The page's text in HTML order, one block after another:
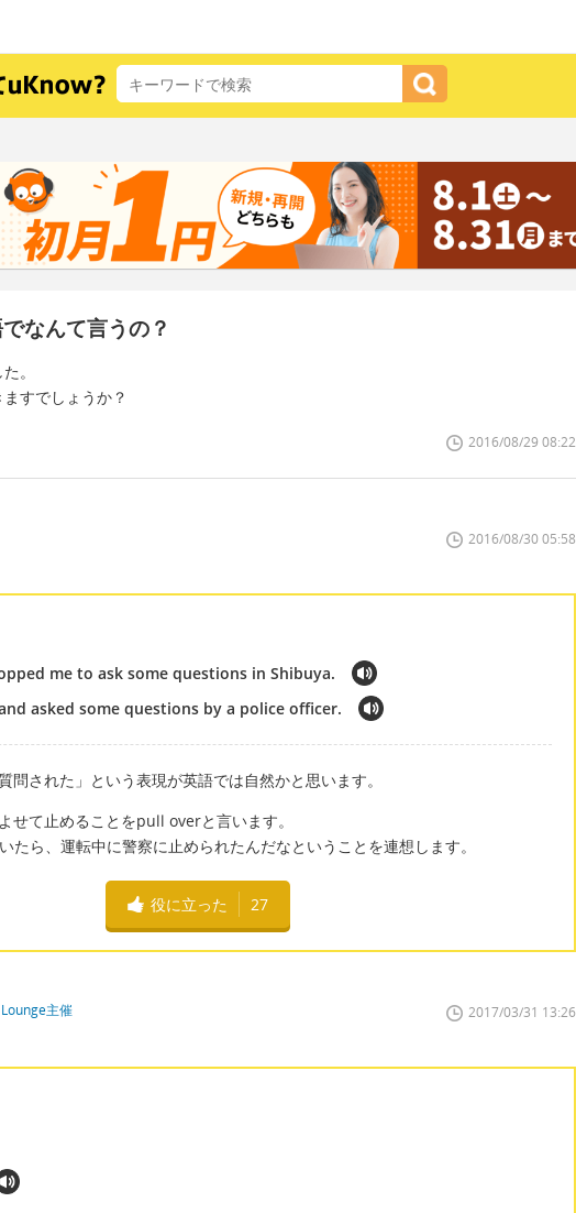
なんて言うの？
。
すでしょうか？
2016/08/29 08:22
2016/08/30 05:58
me to ask some questions in Shibuya.
asked some questions by a police officer.
問された」という表現が英語では自然かと思います。
せて止めることをpull overと言います。
ら、運転中に警察に止められたんだなということを連想します。
役に立った 27
主催 2017/03/31 13:26